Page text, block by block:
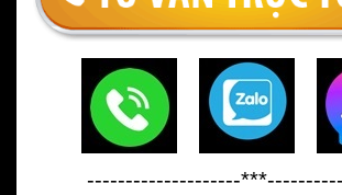
--------------------